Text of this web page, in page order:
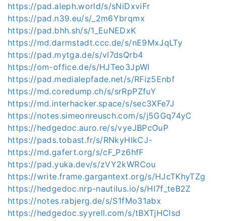
https://pad.aleph.world/s/sNiDxviFr
https://pad.n39.eu/s/_2m6Ybrqmx
https://pad.bhh.sh/s/1_EuNEDxK
https://md.darmstadt.ccc.de/s/nE9MxJqLTy
https://pad.mytga.de/s/vI7dsQrb4
https://om-office.de/s/HJTeo3JpWl
https://pad.medialepfade.net/s/RFiz5Enbf
https://md.coredump.ch/s/srRpPZfuY
https://md.interhacker.space/s/sec3XFe7J
https://notes.simeonreusch.com/s/j5GGq74yC
https://hedgedoc.auro.re/s/vyeJBPcOuP
https://pads.tobast.fr/s/RNkyHlkCJ-
https://md.gafert.org/s/cF_Pz6hfF
https://pad.yuka.dev/s/zVY2kWRCou
https://write.frame.gargantext.org/s/HJcTKhyTZg
https://hedgedoc.nrp-nautilus.io/s/Hl7f_teB2Z
https://notes.rabjerg.de/s/S1fMo31abx
https://hedgedoc.syyrell.com/s/tBXTjHClsd